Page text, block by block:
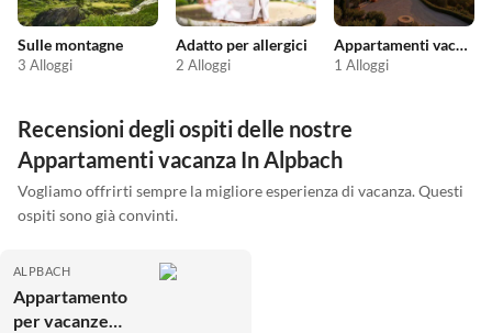
Sulle montagne
3 Alloggi
Adatto per allergici
2 Alloggi
Appartamenti vacanze economici
1 Alloggi
Recensioni degli ospiti delle nostre
Appartamenti vacanza In Alpbach
Vogliamo offrirti sempre la migliore esperienza di vacanza. Questi
ospiti sono già convinti.
ALPBACH
Appartamento
per vacanze